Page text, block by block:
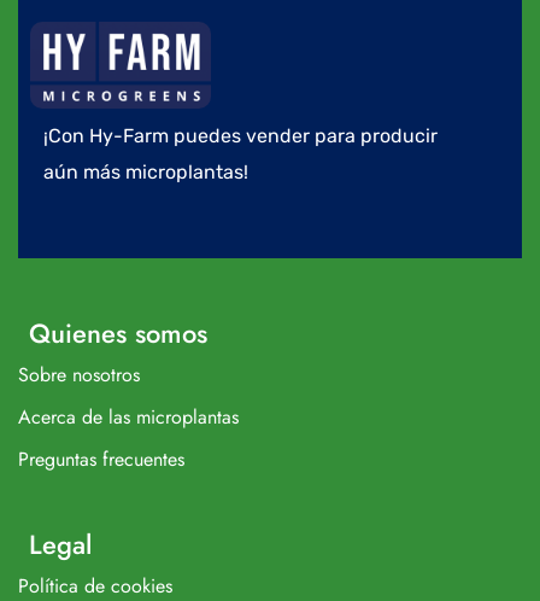
¡Con Hy-Farm puedes vender para producir
aún más microplantas!
Quienes somos
Sobre nosotros
Acerca de las microplantas
Preguntas frecuentes
Legal
Política de cookies